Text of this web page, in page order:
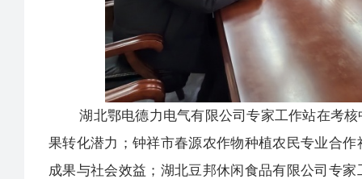
湖北鄂电德力电气有限公司专家工作站在考核
果转化潜力；钟祥市春源农作物种植农民专业合
成果与社会效益；湖北豆邦休闲食品有限公司专